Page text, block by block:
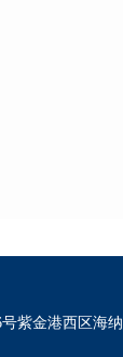
紫金港西区海